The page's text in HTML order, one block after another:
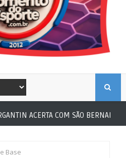
ACERTA COM SÃO BERNARDO
Base